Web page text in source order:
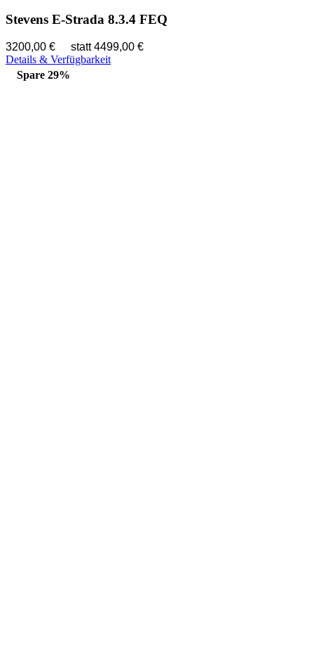
Stevens E-Strada 8.3.4 FEQ
3200,00 €
statt 4499,00 €
Details & Verfügbarkeit
Spare 29%